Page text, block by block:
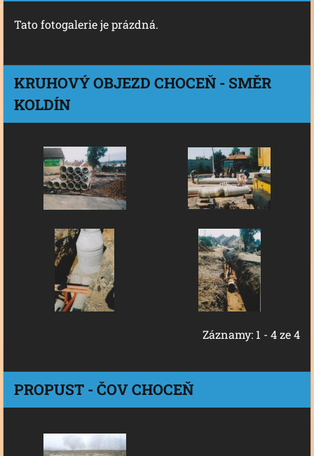
Tato fotogalerie je prázdná.
KRUHOVÝ OBJEZD CHOCEŇ - SMĚR
KOLDÍN
Záznamy: 1 - 4 ze 4
PROPUST - ČOV CHOCEŇ